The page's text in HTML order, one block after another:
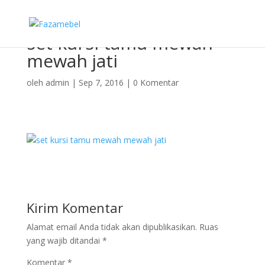
set kursi tamu mewah
mewah jati
oleh admin | Sep 7, 2016 | 0 Komentar
Kirim Komentar
Alamat email Anda tidak akan dipublikasikan. Ruas
yang wajib ditandai *
Komentar *